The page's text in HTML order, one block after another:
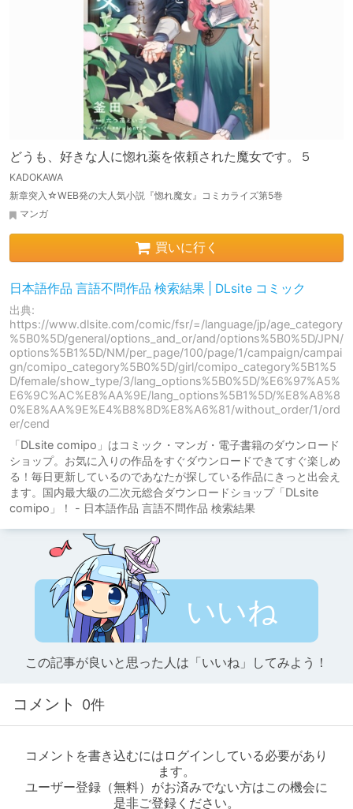
どうも、好きな人に惚れ薬を依頼された魔女です。５
KADOKAWA
新章突入☆WEB発の大人気小説『惚れ魔女』コミカライズ第5巻
マンガ
買いに行く
日本語作品 言語不問作品 検索結果 | DLsite コミック
出典:
https://www.dlsite.com/comic/fsr/=/language/jp/age_category
%5B0%5D/general/options_and_or/and/options%5B0%5D/JPN/
options%5B1%5D/NM/per_page/100/page/1/campaign/campai
gn/comipo_category%5B0%5D/girl/comipo_category%5B1%5
D/female/show_type/3/lang_options%5B0%5D/%E6%97%A5%
E6%9C%AC%E8%AA%9E/lang_options%5B1%5D/%E8%A8%8
0%E8%AA%9E%E4%B8%8D%E8%A6%81/without_order/1/ord
er/cend
「DLsite comipo」はコミック・マンガ・電子書籍のダウンロード
ショップ。お気に入りの作品をすぐダウンロードできてすぐ楽しめ
る！毎日更新しているのであなたが探している作品にきっと出会え
ます。国内最大級の二次元総合ダウンロードショップ「DLsite
comipo」！ - 日本語作品 言語不問作品 検索結果
いいね
この記事が良いと思った人は「いいね」してみよう！
コメント 0件
コメントを書き込むにはログインしている必要があり
ます。
ユーザー登録（無料）がお済みでない方はこの機会に
是非ご登録ください。